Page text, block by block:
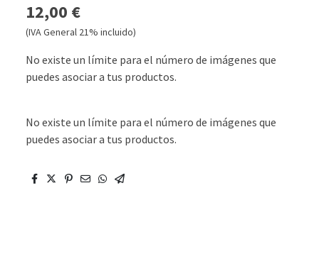
12,00 €
(IVA General 21% incluido)
No existe un límite para el número de imágenes que
puedes asociar a tus productos.
No existe un límite para el número de imágenes que
puedes asociar a tus productos.